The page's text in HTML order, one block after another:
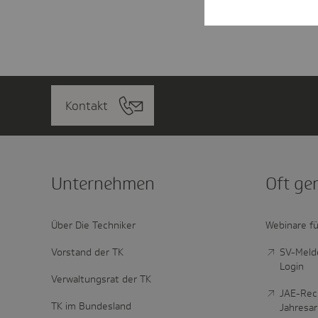
Kontakt
Unter­nehmen
Über Die Techniker
Vorstand der TK
Verwaltungsrat der TK
TK im Bundesland
Oft
Webinare
SV-
Login
JAE-